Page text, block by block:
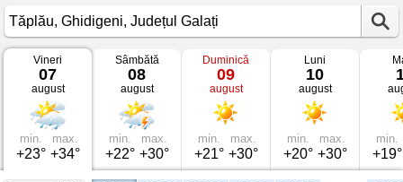
Vremea
Tăplău
Ghidigeni,
Județul
Galați
Vineri
07
august
min.
+23°
max.
+34°
Sâmbătă
08
august
min.
+22°
max.
+30°
Duminică
09
august
min.
+21°
max.
+30°
Luni
10
august
min.
+20°
max.
+30°
min.
+19°